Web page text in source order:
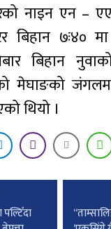
नाइन एन –
बिहान ७ः४०
बिहान
मेघाङको
थियो ।